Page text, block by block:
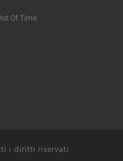
Of Time
i diritti riservati